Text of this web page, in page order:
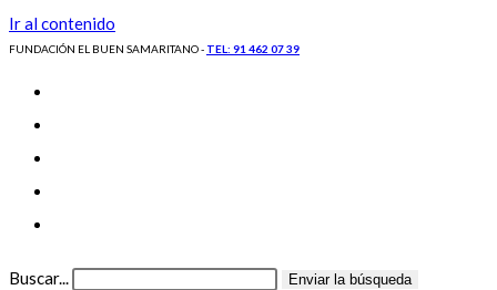
Ir al contenido
FUNDACIÓN EL BUEN SAMARITANO - TEL: 91 462 07 39
Buscar... Enviar la búsqueda